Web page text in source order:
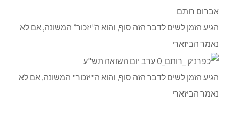
אברום רותם
הגיע הזמן לשים לדבר הזה סוף, והוא ה”יזכור” המשונה, אם לא
נאמר הביזארי
הגיע הזמן לשים לדבר הזה סוף, והוא ה"יזכור" המשונה, אם לא
נאמר הביזארי